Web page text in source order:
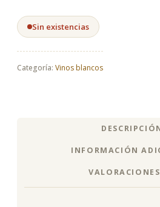
Sin existencias
Categoría: Vinos blancos
INFORMACIÓN